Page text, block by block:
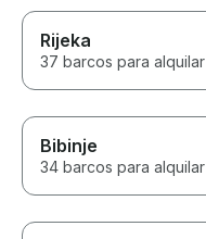
Rijeka
37 barcos para alquilar
Bibinje
34 barcos para alquilar